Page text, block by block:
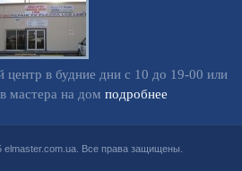
центр в будние дни с 10 до 19-00 или
мастера на дом подробнее
elmaster.com.ua. Все права защищены.